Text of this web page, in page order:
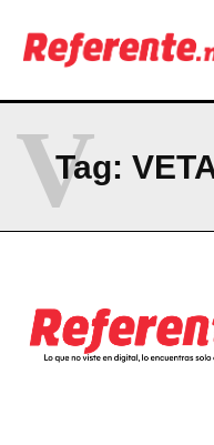
Linux nació como un
Los 40 ya no son la mitad
partida
ABOUT
CONTACT
Tag:
V